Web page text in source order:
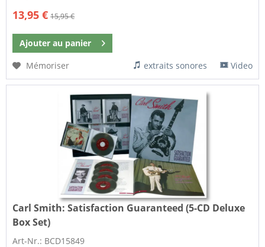
13,95 € 15,95 €
Ajouter au panier
Mémoriser
extraits sonores Video
Carl Smith:Satisfaction Guaranteed (5-CD Deluxe
Box Set)
Art-Nr.: BCD15849